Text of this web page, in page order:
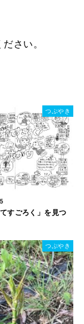
ださい。
つぶやき
すごろく」を見つ
つぶやき